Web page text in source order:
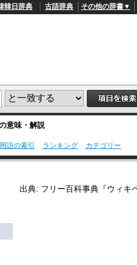
韓日辞典 古語辞典 その他の辞書▼
意味・解説
/
L
d
e
用語の索引 ランキング カテゴリー
出典: フリー百科事典『ウィキ